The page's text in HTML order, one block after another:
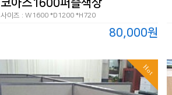
코아스1600퍼즐책상
사이즈 : W1600 *D1200 *H720
80,000원
Hot